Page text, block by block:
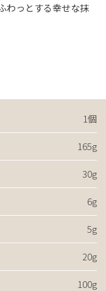
わっとする幸せな抹
1個
165g
30g
6g
5g
20g
100g